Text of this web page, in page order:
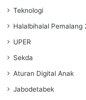
Teknologi
Halalbihalal Pemalang
UPER
Sekda
Aturan Digital Anak
Jabodetabek